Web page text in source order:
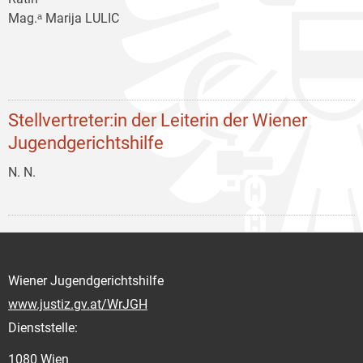
Mag.ᵃ Marija LULIC
Stellvertreter:in der Leiterin der Wiener
Jugendgerichtshilfe
N. N.
Wiener Jugendgerichtshilfe
www.justiz.gv.at/WrJGH
Dienststelle:
1080 Wien